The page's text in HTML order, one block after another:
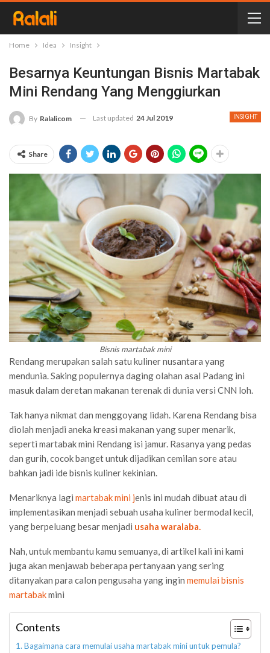
Home Idea Insight
Besarnya Keuntungan Bisnis Martabak
Mini Rendang Yang Menggiurkan
INSIGHT
By Ralalicom Last updated 24 Jul 2019
Share
Bisnis martabak mini
Rendang merupakan salah satu kuliner nusantara yang
mendunia. Saking populernya daging olahan asal Padang ini
masuk dalam deretan makanan terenak di dunia versi CNN loh.
Tak hanya nikmat dan menggoyang lidah. Karena Rendang bisa
diolah menjadi aneka kreasi makanan yang super menarik,
seperti martabak mini Rendang isi jamur. Rasanya yang pedas
dan gurih, cocok banget untuk dijadikan cemilan sore atau
bahkan jadi ide bisnis kuliner kekinian.
Menariknya lagi martabak mini jenis ini mudah dibuat atau di
implementasikan menjadi sebuah usaha kuliner bermodal kecil,
yang berpeluang besar menjadi usaha waralaba.
Nah, untuk membantu kamu semuanya, di artikel kali ini kami
juga akan menjawab beberapa pertanyaan yang sering
ditanyakan para calon pengusaha yang ingin memulai bisnis
martabakmini
Contents
Bagaimana cara memulai usaha martabak mini untuk pemula?